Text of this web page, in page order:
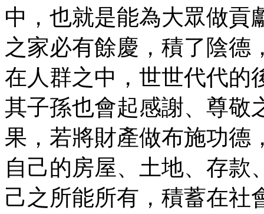
中，也就是能為大眾做貢
之家必有餘慶，積了陰德
在人群之中，世世代代的
其子孫也會起感謝、尊敬
果，若將財產做布施功德
自己的房屋、土地、存款
己之所能所有，積蓄在社